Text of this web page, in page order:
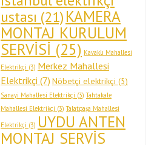
ustası (21)KAMERA
MONTAJ KURULUM
SERVİSİ (25) Kavaklı Mahallesi
Elektrikçi (3) Merkez Mahallesi
Elektrikçi (7) Nöbetçi elektrikçi (5)
Sanayi Mahallesi Elektrikçi (3) Tahtakale
Mahallesi Elektrikçi (3) Talatpaşa Mahallesi
Elektrikçi (3) UYDU ANTEN
MONTAJ SERVİS